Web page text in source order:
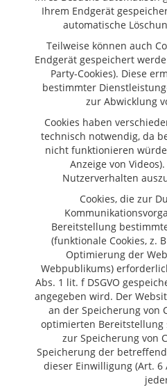
Ihrem Endgerät
automatische
Teilweise können auch
Endgerät gespeichert
Party-Cookies). Diese
bestimmter
zur Abwicklung
Cookies haben
technisch notwendig, da
nicht funktionieren
Anzeige von
Nutzerverhalten
Cookies, die zur
Bereitstellung
(funktionale Cookies, z.
Optimierung der
Webpublikums)
Abs. 1 lit. f DSGVO
angegeben wird. Der
an der Speicherung von
optimierten Bereitstellung
zur Speicherung von
Speicherung der
dieser Einwilligung (Art. 6